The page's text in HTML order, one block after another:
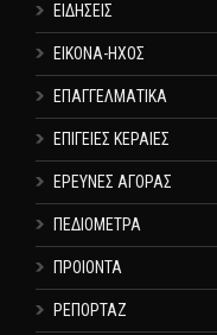
ΕΙΔΗΣΕΙΣ
ΕΙΚΟΝΑ-ΗΧΟΣ
ΕΠΑΓΓΕΛΜΑΤΙΚΑ
ΕΠΙΓΕΙΕΣ ΚΕΡΑΙΕΣ
ΕΡΕΥΝΕΣ ΑΓΟΡΑΣ
ΠΕΔΙΟΜΕΤΡΑ
ΠΡΟΙΟΝΤΑ
ΡΕΠΟΡΤΑΖ